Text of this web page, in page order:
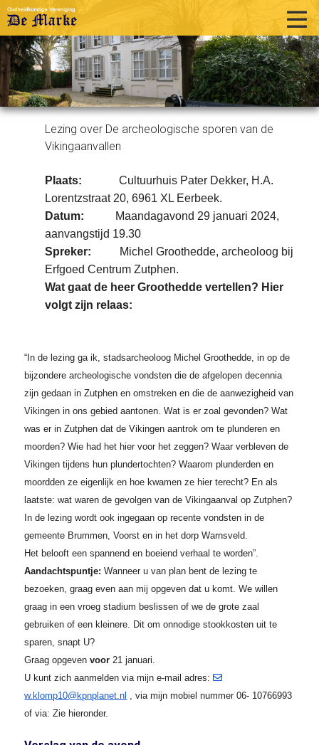
home
historie
activiteiten
publicaties
contact
Lezing over De archeologische sporen van de
Vikingaanvallen
Plaats: Cultuurhuis Pater Dekker, H.A.
Lorentzstraat 20, 6961 XL Eerbeek.
Datum:
Maandagavond 29 januari 2024,
aanvangstijd 19.30
Spreker:
Michel Groothedde, archeoloog bij
Erfgoed Centrum Zutphen.
Wat gaat de heer Groothedde vertellen? Hier
volgt zijn relaas:
“In de lezing ga ik, stadsarcheoloog Michel Groothedde, in op de
bijzondere archeologische vondsten die de afgelopen decennia
zijn gedaan in Zutphen en omstreken en die de aanwezigheid van
Vikingen in ons gebied aantonen. Wat is er zoal gevonden? Wat
was er in Zutphen dat de Vikingen aantrok om te plunderen en
moorden? Wie had het hier voor het zeggen? Waar verbleven de
Vikingen tijdens hun plundertochten? Waarom plunderden en
moordden ze eigenlijk en hoe kwamen ze hier terecht? En als
laatste: wat waren de gevolgen van de Vikingaanval op Zutphen?
In de lezing wordt ook ingegaan op recente vondsten in de
gemeente Brummen, Voorst en in het dorp Warnsveld.
Het belooft een spannend en boeiend verhaal te worden”.
Aandachtspuntje:Wanneer u van plan bent de lezing te
bezoeken, graag even aan mij opgeven dat u komt. We willen
graag in een vroeg stadium beslissen of we de grote zaal
gebruiken of een kleinere. Dit om onnodige stookkosten uit te
sparen, snapt U?
Graag opgevenvoor 21 januari.
U kunt zich aanmelden via mijn e-mail adres:
w.klomp10@kpnplanet.nl , via mijn mobiel nummer 06- 10766993
of via: Zie hieronder.